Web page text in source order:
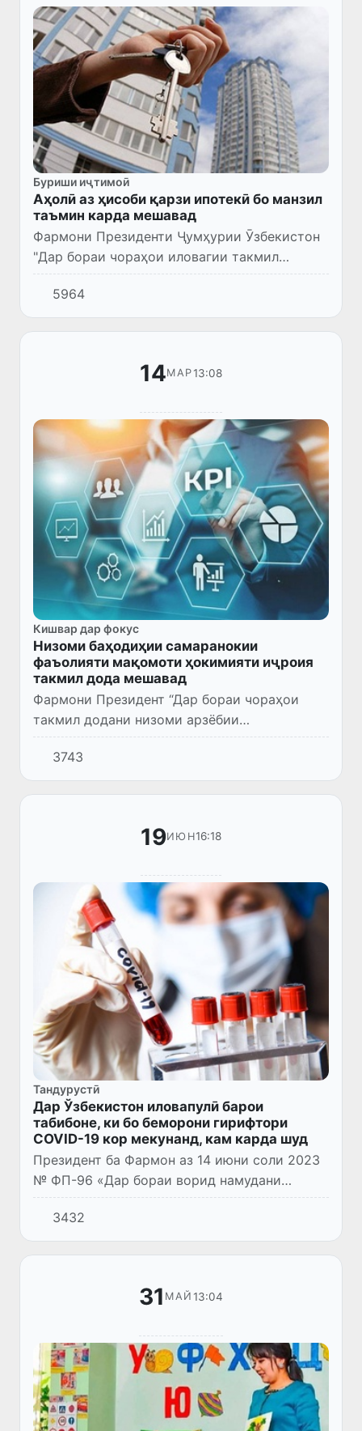
Буриши иҷтимоӣ
Аҳолӣ аз ҳисоби қарзи ипотекӣ бо манзил
таъмин карда мешавад
Фармони Президенти Ҷумҳурии Ӯзбекистон
"Дар бораи чораҳои иловагии такмил
додани механизми ҷудо кардани қарзҳои
ипотекӣ ва беҳтар гардондани шароити
манзилии аҳолӣ дар соли 2024" қ...
5964
14МАР13:08
Кишвар дар фокус
Низоми баҳодиҳии самаранокии
фаъолияти мақомоти ҳокимияти иҷроия
такмил дода мешавад
Фармони Президент “Дар бораи чораҳои
такмил додани низоми арзёбии
самарабахшии фаъолияти мақомоти
ҳокимияти иҷроияи ҷумҳуриявӣ ва маҳаллӣ,
инчунин иттиҳодияҳои хоҷагидорӣ” (ФП №
3743
19ИЮН16:18
Тандурустӣ
Дар Ўзбекистон иловапулӣ барои
табибоне, ки бо беморони гирифтори
COVID-19 кор мекунанд, кам карда шуд
Президент ба Фармон аз 14 июни соли 2023
№ ФП-96 «Дар бораи ворид намудани
тағйиру иловаҳо, инчунин аз эътибор соқит
донистани баъзе санадҳои Президенти
Ҷумҳурии Ӯзбекистон ва Ҳуку...
3432
31 МАЙ 13:04